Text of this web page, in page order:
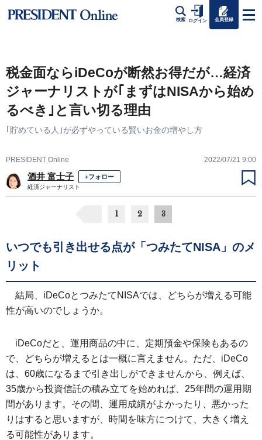
検索 ログイン 会員登録
税金面ならiDeCoが断然お得だが…経済
ジャーナリストが｢まずはNISAから始め
るべき｣と言い切る理由
｢貯めている人｣が必ずやっている賢いお金の増やし方
PRESIDENT Online 2022/07/21 9:00
酒井 富士子 +フォロー
経済ジャーナリスト
1 2 3
いつでも引き出せる点が「つみたてNISA」のメ
リット
結局、iDeCoとつみたてNISAでは、どちらが増える可能
性が高いのでしょうか。
iDeCoだと、運用商品の中に、定期預金や保険もあるの
で、どちらが増えるとは一概に言えません。ただ、iDeCo
は、60歳になるまで引き出しができませんから、例えば、
35歳から投資信託の積み立てを始めれば、25年間の運用期
間があります。その間、運用成績がよかったり、悪かった
りはすると思いますが、時間を味方につけて、大きく増え
る可能性があります。